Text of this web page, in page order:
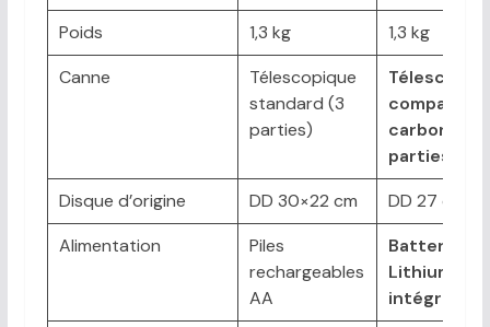
Poids
1,3 kg
1,3 kg
Canne
Télescopique
standard (3
parties)
compacte
carbone (3
parties)
Disque d’origine
DD 30×22 cm
DD 27 cm
Alimentation
Piles
rechargeables
AA
Batterie
Lithium-ion
intégrée